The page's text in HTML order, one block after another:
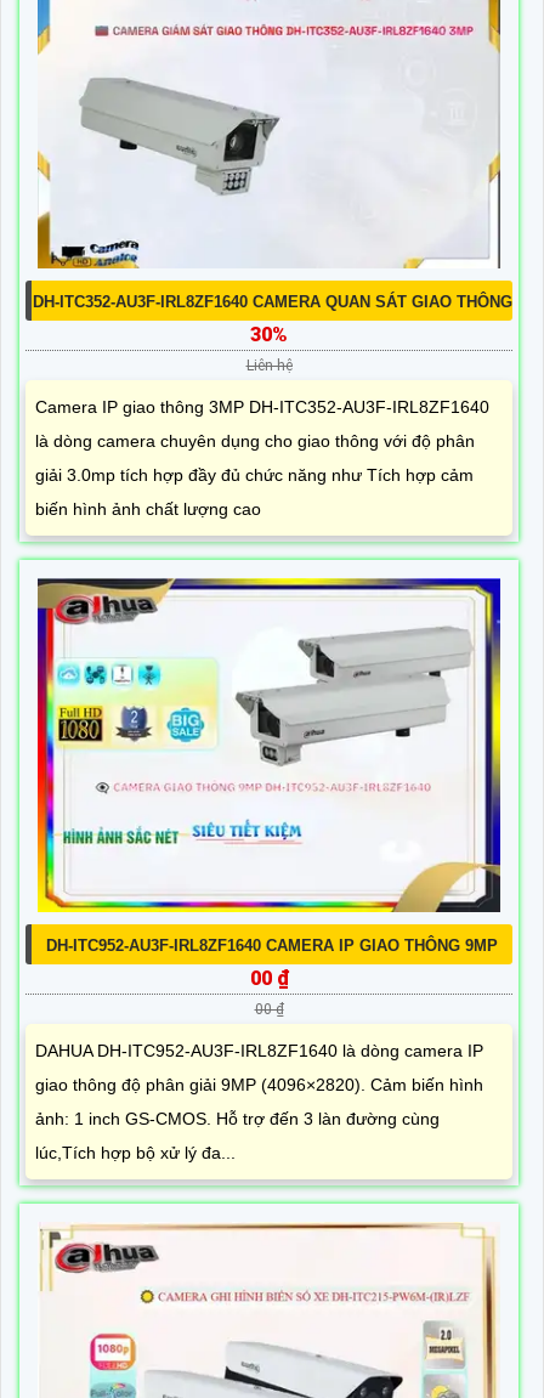
DH-ITC352-AU3F-IRL8ZF1640 CAMERA QUAN SÁT GIAO THÔNG
30%
Liên hệ
Camera IP giao thông 3MP DH-ITC352-AU3F-IRL8ZF1640
là dòng camera chuyên dụng cho giao thông với độ phân
giải 3.0mp tích hợp đầy đủ chức năng như Tích hợp cảm
biến hình ảnh chất lượng cao
DH-ITC952-AU3F-IRL8ZF1640 CAMERA IP GIAO THÔNG 9MP
00 ₫
00 ₫
DAHUA DH-ITC952-AU3F-IRL8ZF1640 là dòng camera IP
giao thông độ phân giải 9MP (4096×2820). Cảm biến hình
ảnh: 1 inch GS-CMOS. Hỗ trợ đến 3 làn đường cùng
lúc,Tích hợp bộ xử lý đa...